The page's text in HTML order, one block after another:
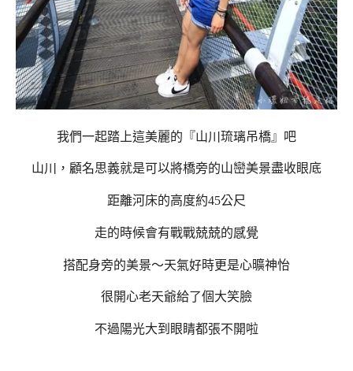
我們一起踏上這美麗的『山川琉璃吊橋』吧
山川，顧名思義就是可以將橋旁的山巒美景盡收眼底
距離河床的高度約45公尺
走的時候會有戰戰兢兢的感覺
搭配身旁的美景～天氣好時更是心曠神怡
很開心老天爺給了個大笑臉
不過陽光大到眼睛都張不開啦